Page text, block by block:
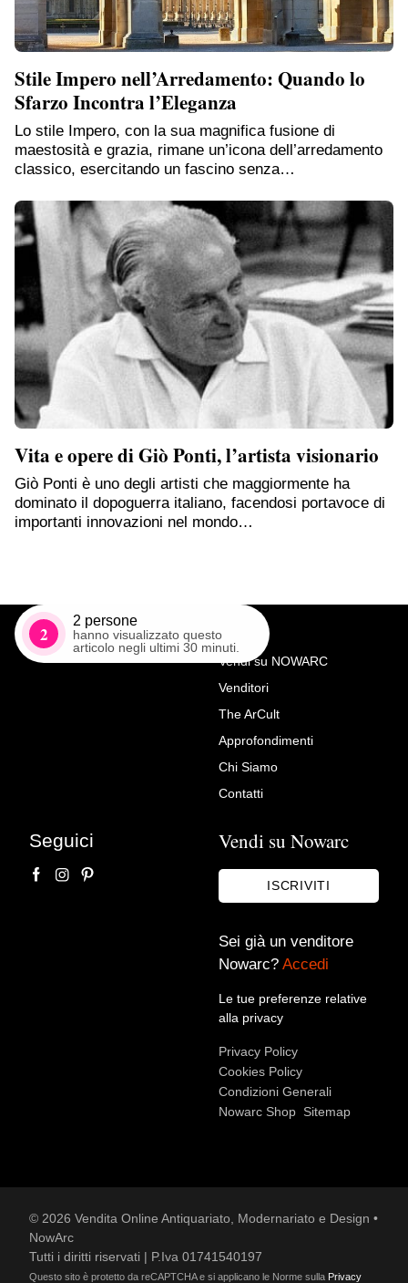
Stile Impero nell’Arredamento: Quando lo
Sfarzo Incontra l’Eleganza
Lo stile Impero, con la sua magnifica fusione di
maestosità e grazia, rimane un’icona dell’arredamento
classico, esercitando un fascino senza…
Vita e opere di Giò Ponti, l’artista visionario
Giò Ponti è uno degli artisti che maggiormente ha
dominato il dopoguerra italiano, facendosi portavoce di
importanti innovazioni nel mondo…
2
2 persone
hanno visualizzato questo
articolo negli ultimi 30 minuti.
Richiedi Maggiori Info su
Comò cassettone italiano art
decò rivestito in pergamena
anno 1930- 40
Voglio rimanere aggiornato sulle ultime novità.
Vendi su NOWARC
Venditori
The ArCult
Approfondimenti
Chi Siamo
Contatti
Seguici Vendi su Nowarc
ISCRIVITI
Sei già un venditore
Nowarc? Accedi
Le tue preferenze relative
alla privacy
Privacy Policy
Cookies Policy
Condizioni Generali
Nowarc Shop Sitemap
© 2026 Vendita Online Antiquariato, Modernariato e Design •
NowArc
Tutti i diritti riservati | P.Iva 01741540197
Questo sito è protetto da reCAPTCHA e si applicano le Norme sulla Privacy